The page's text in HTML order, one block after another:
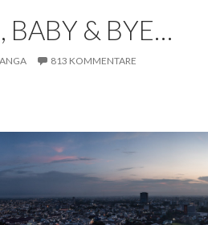
BABY & BYE…
813 KOMMENTARE